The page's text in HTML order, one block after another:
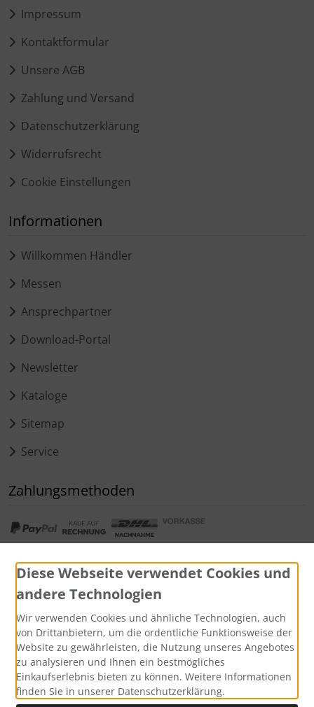
Impressum
Kontaktformular
Unsere AGB
Zahlung und Versand
Datenschutzerklärung
Widerrufsrecht
Cookie Einstellungen
Informationen
Willkommen Händler
Messen
Ansprechpartner
Download-Portal
Newsletter
Kataloge
Sitemap
Service
Zahlungsmethoden
Diese Webseite verwendet Cookies und
andere Technologien
Wir verwenden Cookies und ähnliche Technologien, auch
von Drittanbietern, um die ordentliche Funktionsweise der
Website zu gewährleisten, die Nutzung unseres Angebotes
zu analysieren und Ihnen ein bestmögliches
Einkaufserlebnis bieten zu können. Weitere Informationen
finden Sie in unserer Datenschutzerklärung.